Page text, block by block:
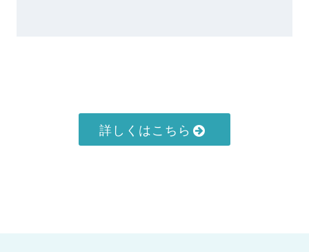
詳しくはこちら